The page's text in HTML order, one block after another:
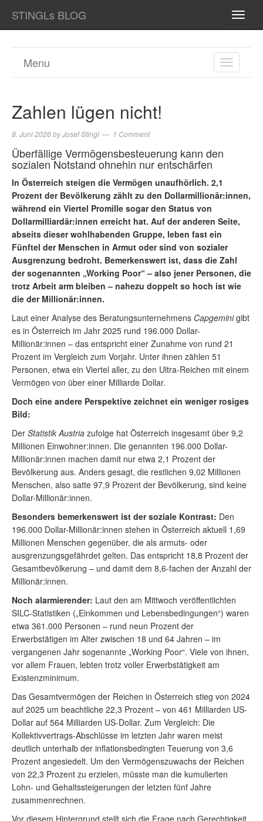
STINGLs BLOG
TOGGLE
Menu
Zahlen lügen nicht!
8. Juni 2026byJosef Stingl 1 Comment
Überfällige Vermögensbesteuerung kann den
sozialen Notstand ohnehin nur entschärfen
In Österreich steigen die Vermögen unaufhörlich. 2,1
Prozent der Bevölkerung zählt zu den Dollarmillionär:innen,
während ein Viertel Promille sogar den Status von
Dollarmilliardär:innen erreicht hat. Auf der anderen Seite,
abseits dieser wohlhabenden Gruppe, leben fast ein
Fünftel der Menschen in Armut oder sind von sozialer
Ausgrenzung bedroht. Bemerkenswert ist, dass die Zahl
der sogenannten „Working Poor“ – also jener Personen, die
trotz Arbeit arm bleiben – nahezu doppelt so hoch ist wie
die der Millionär:innen.
Laut einer Analyse des Beratungsunternehmens Capgeminigibt
es in Österreich im Jahr 2025 rund 196.000 Dollar-
Millionär:innen – das entspricht einer Zunahme von rund 21
Prozent im Vergleich zum Vorjahr. Unter ihnen zählen 51
Personen, etwa ein Viertel aller, zu den Ultra-Reichen mit einem
Vermögen von über einer Milliarde Dollar.
Doch eine andere Perspektive zeichnet ein weniger rosiges
Bild:
Der Statistik Austria zufolge hat Österreich insgesamt über 9,2
Millionen Einwohner:innen. Die genannten 196.000 Dollar-
Millionär:innen machen damit nur etwa 2,1 Prozent der
Bevölkerung aus. Anders gesagt, die restlichen 9,02 Millionen
Menschen, also satte 97,9 Prozent der Bevölkerung, sind keine
Dollar-Millionär:innen.
Besonders bemerkenswert ist der soziale Kontrast: Den
196.000 Dollar-Millionär:innen stehen in Österreich aktuell 1,69
Millionen Menschen gegenüber, die als armuts- oder
ausgrenzungsgefährdet gelten. Das entspricht 18,8 Prozent der
Gesamtbevölkerung – und damit dem 8,6-fachen der Anzahl der
Millionär:innen.
Noch alarmierender: Laut den am Mittwoch veröffentlichten
SILC-Statistiken („Einkommen und Lebensbedingungen“) waren
etwa 361.000 Personen – rund neun Prozent der
Erwerbstätigen im Alter zwischen 18 und 64 Jahren – im
vergangenen Jahr sogenannte „Working Poor“. Viele von ihnen,
vor allem Frauen, lebten trotz voller Erwerbstätigkeit am
Existenzminimum.
Das Gesamtvermögen der Reichen in Österreich stieg von 2024
auf 2025 um beachtliche 22,3 Prozent – von 461 Milliarden US-
Dollar auf 564 Milliarden US-Dollar. Zum Vergleich: Die
Kollektivvertrags-Abschlüsse im letzten Jahr waren meist
deutlich unterhalb der inflationsbedingten Teuerung von 3,6
Prozent angesiedelt. Um den Vermögenszuwachs der Reichen
von 22,3 Prozent zu erzielen, müsste man die kumulierten
Lohn- und Gehaltssteigerungen der letzten fünf Jahre
zusammenrechnen.
Vor diesem Hintergrund stellt sich die Frage nach Gerechtigkeit